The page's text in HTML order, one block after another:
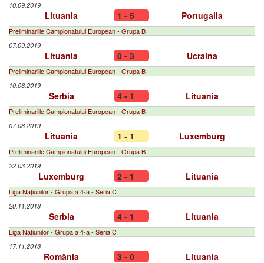
10.09.2019
Lituania 1 - 5 Portugalia
Preliminariile Campionatului European - Grupa B
07.09.2019
Lituania 0 - 3 Ucraina
Preliminariile Campionatului European - Grupa B
10.06.2019
Serbia 4 - 1 Lituania
Preliminariile Campionatului European - Grupa B
07.06.2019
Lituania 1 - 1 Luxemburg
Preliminariile Campionatului European - Grupa B
22.03.2019
Luxemburg 2 - 1 Lituania
Liga Naţiunilor - Grupa a 4-a - Seria C
20.11.2018
Serbia 4 - 1 Lituania
Liga Naţiunilor - Grupa a 4-a - Seria C
17.11.2018
România 3 - 0 Lituania